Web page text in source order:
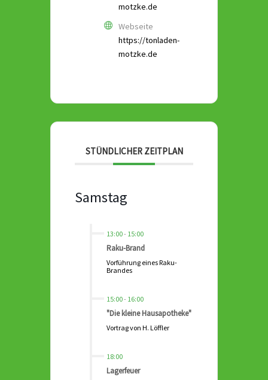
motzke.de
Webseite
https://tonladen-
motzke.de
STÜNDLICHER ZEITPLAN
Samstag
13:00- 15:00
Raku-Brand
Vorführung eines Raku-
Brandes
15:00- 16:00
"Die kleine Hausapotheke"
Vortrag von H. Löffler
18:00
Lagerfeuer